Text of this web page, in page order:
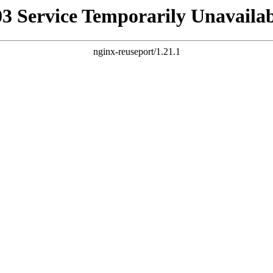
Service Temporarily
nginx-reuseport/1.21.1